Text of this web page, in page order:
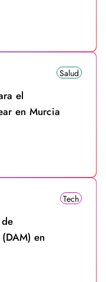
Salud
el
en Murcia
Tech
en